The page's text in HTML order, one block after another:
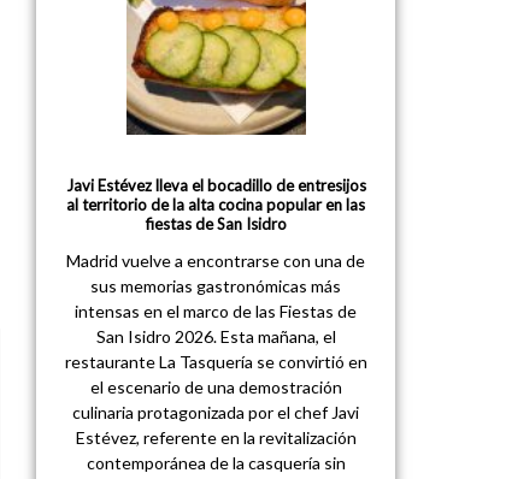
Javi Estévez lleva el bocadillo de entresijos
al territorio de la alta cocina popular en las
fiestas de San Isidro
Madrid vuelve a encontrarse con una de
sus memorias gastronómicas más
intensas en el marco de las Fiestas de
San Isidro 2026. Esta mañana, el
restaurante La Tasquería se convirtió en
el escenario de una demostración
culinaria protagonizada por el chef Javi
Estévez, referente en la revitalización
contemporánea de la casquería sin